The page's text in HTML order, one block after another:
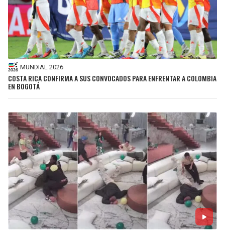
MUNDIAL 2026
COSTA RICA CONFIRMA A SUS CONVOCADOS PARA ENFRENTAR A COLOMBIA
EN BOGOTÁ